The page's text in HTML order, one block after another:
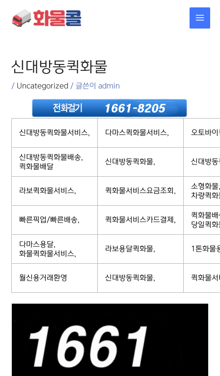
건너뛰기
신대방동퀵화물
/ Uncategorized / 글쓴이admin
신대방동퀵화물서비스, 다마스퀵화물서비스, 오토바
신대방동퀵화물배송,
퀵화물배달
신대방동퀵화물, 신대방
라보퀵화물서비스, 퀵화물서비스요금조회,
소형화
차량퀵
빠른픽업/빠른배송, 퀵화물서비스카드결제,
퀵화물
당일퀵
다마스용달,
화물퀵화물서비스,
라보용달퀵화물, 1톤화물
월신용거래환영 신대방동퀵화물, 퀵화물